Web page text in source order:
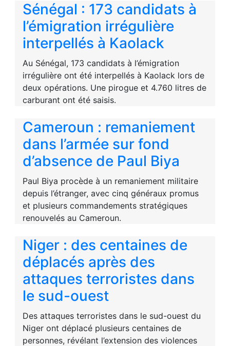
Sénégal : 173 candidats à
l’émigration irrégulière
interpellés à Kaolack
Au Sénégal, 173 candidats à l’émigration
irrégulière ont été interpellés à Kaolack lors de
deux opérations. Une pirogue et 4.760 litres de
carburant ont été saisis.
Cameroun : remaniement
dans l’armée sur fond
d’absence de Paul Biya
Paul Biya procède à un remaniement militaire
depuis l’étranger, avec cinq généraux promus
et plusieurs commandements stratégiques
renouvelés au Cameroun.
Niger : des centaines de
déplacés après des
attaques terroristes dans
le sud-ouest
Des attaques terroristes dans le sud-ouest du
Niger ont déplacé plusieurs centaines de
personnes, révélant l’extension des violences